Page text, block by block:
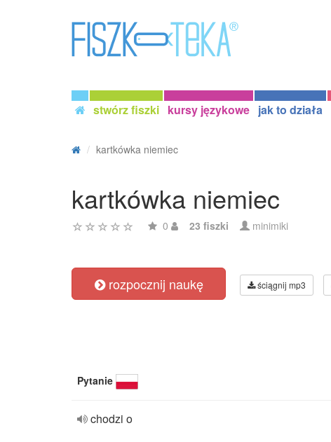
stwórz fiszki kursy językowe jak to działa
kartkówka niemiec
kartkówka niemiec
0 23 fiszki minimiki
rozpocznij naukę ściągnij mp3
Pytanie
chodzi o